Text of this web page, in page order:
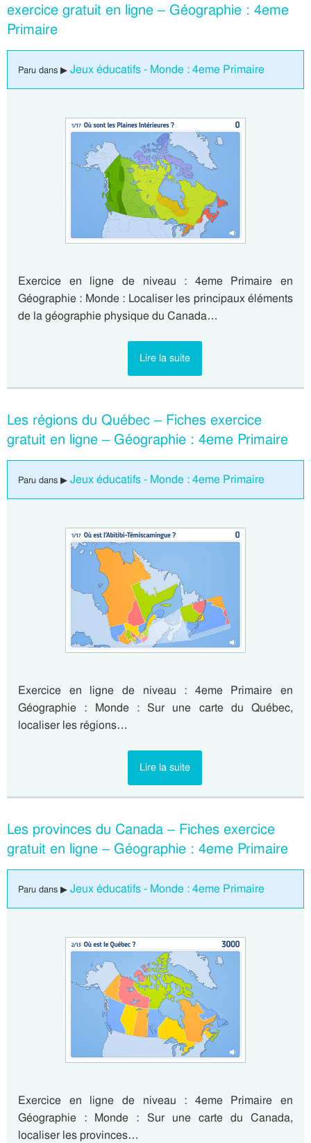
exercice gratuit en ligne – Géographie : 4eme
Primaire
Paru dans ▶ Jeux éducatifs - Monde : 4eme Primaire
Exercice en ligne de niveau : 4eme Primaire en
Géographie : Monde : Localiser les principaux éléments
de la géographie physique du Canada…
Lire la suite
Les régions du Québec – Fiches exercice
gratuit en ligne – Géographie : 4eme Primaire
Paru dans ▶ Jeux éducatifs - Monde : 4eme Primaire
Exercice en ligne de niveau : 4eme Primaire en
Géographie : Monde : Sur une carte du Québec,
localiser les régions…
Lire la suite
Les provinces du Canada – Fiches exercice
gratuit en ligne – Géographie : 4eme Primaire
Paru dans ▶ Jeux éducatifs - Monde : 4eme Primaire
Exercice en ligne de niveau : 4eme Primaire en
Géographie : Monde : Sur une carte du Canada,
localiser les provinces…